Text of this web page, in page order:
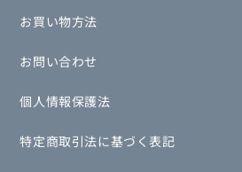
お買い物方法
お問い合わせ
個人情報保護法
特定商取引法に基づく表記